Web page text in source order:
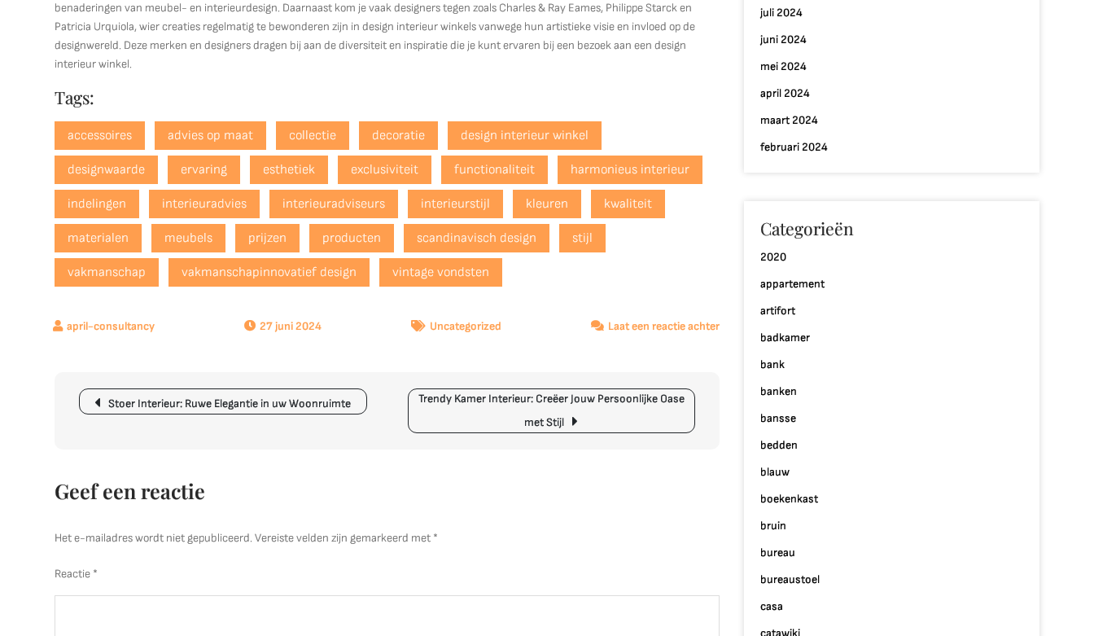
benaderingen van meubel- en interieurdesign. Daarnaast kom je vaak designers tegen zoals Charles & Ray Eames, Philippe Starck en
Patricia Urquiola, wier creaties regelmatig te bewonderen zijn in design interieur winkels vanwege hun artistieke visie en invloed op de
designwereld. Deze merken en designers dragen bij aan de diversiteit en inspiratie die je kunt ervaren bij een bezoek aan een design
interieur winkel.
Tags:
accessoires advies op maat collectie decoratie design interieur winkel
designwaarde ervaring esthetiek exclusiviteit functionaliteit harmonieus interieur
indelingen interieuradvies interieuradviseurs interieurstijl kleuren kwaliteit
materialen meubels prijzen producten scandinavisch design stijl
vakmanschap vakmanschapinnovatief design vintage vondsten
27 juni 2024 Uncategorized Laat een reactie achterop
Berichtnavigatie
Stoer Interieur: Ruwe Elegantie in uw Woonruimte
Trendy Kamer Interieur: Creëer Jouw Persoonlijke Oase
met Stijl
Geef een reactie
Het e-mailadres wordt niet gepubliceerd. Vereiste velden zijn gemarkeerd met *
Reactie *
juli 2024
juni 2024
mei 2024
april 2024
maart 2024
februari 2024
Categorieën
2020
appartement
artifort
badkamer
bank
banken
bansse
bedden
blauw
boekenkast
bruin
bureau
bureaustoel
casa
catawiki